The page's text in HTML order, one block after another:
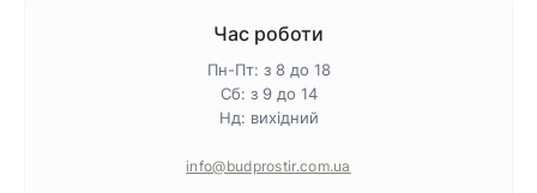
Гарантія та повернення
Політика конфіденційності
Час роботи
Пн-Пт: з 8 до 18
Сб: з 9 до 14
Нд: вихідний
info@budprostir.com.ua